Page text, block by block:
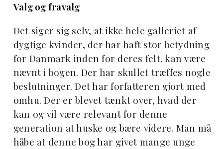
Valg og fravalg
Det siger sig selv, at ikke hele galleriet af
dygtige kvinder, der har haft stor betydning
for Danmark inden for deres felt, kan være
nævnt i bogen. Der har skullet træffes nogle
beslutninger. Det har forfatteren gjort med
omhu. Der er blevet tænkt over, hvad der
kan og vil være relevant for denne
generation at huske og bære videre. Man må
håbe at denne bog har givet mange unge